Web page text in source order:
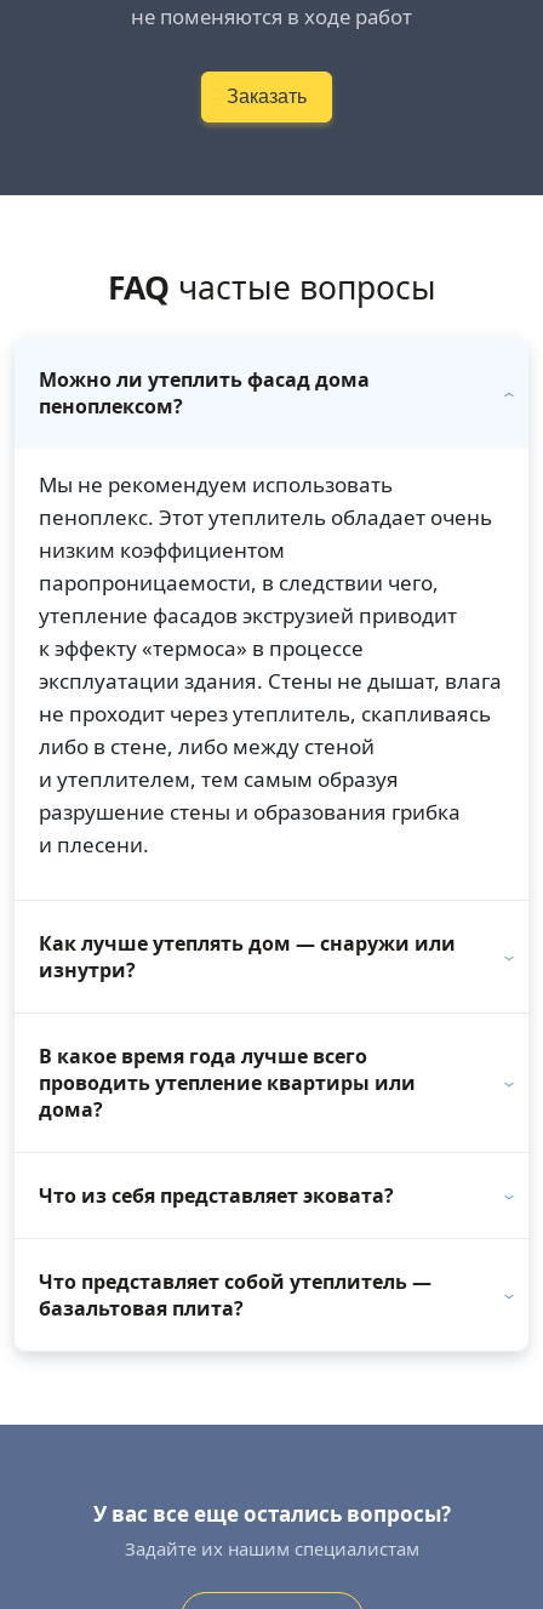
не поменяются в ходе работ
Заказать
FAQ частые вопросы
Можно ли утеплить фасад дома
пеноплексом?
Мы не рекомендуем использовать
пеноплекс. Этот утеплитель обладает очень
низким коэффициентом
паропроницаемости, в следствии чего,
утепление фасадов экструзией приводит
к эффекту «термоса» в процессе
эксплуатации здания. Стены не дышат, влага
не проходит через утеплитель, скапливаясь
либо в стене, либо между стеной
и утеплителем, тем самым образуя
разрушение стены и образования грибка
и плесени.
Как лучше утеплять дом — снаружи или
изнутри?
В какое время года лучше всего
проводить утепление квартиры или
дома?
Что из себя представляет эковата?
Что представляет собой утеплитель —
базальтовая плита?
У вас все еще остались вопросы?
Задайте их нашим специалистам